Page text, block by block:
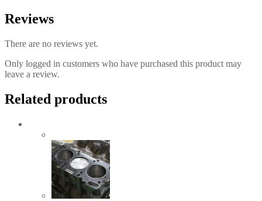
Reviews
There are no reviews yet.
Only logged in customers who have purchased this product may
leave a review.
Related products